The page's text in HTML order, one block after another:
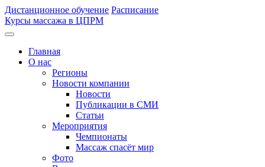
Дистанционное обучение Расписание
Курсы массажа в ЦПРМ
Главная
О нас
Регионы
Новости компании
Новости
Публикации в СМИ
Статьи
Мероприятия
Чемпионаты
Массаж спасёт мир
Фото